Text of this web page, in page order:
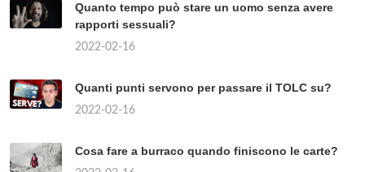
Quanto tempo può stare un uomo senza avere
rapporti sessuali?
2022-02-16
Quanti punti servono per passare il TOLC su?
2022-02-16
Cosa fare a burraco quando finiscono le carte?